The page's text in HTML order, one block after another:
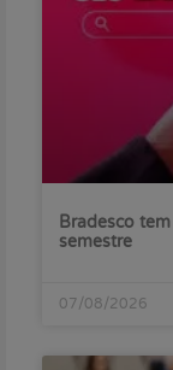
Bradesco
semestre
07/08/2026